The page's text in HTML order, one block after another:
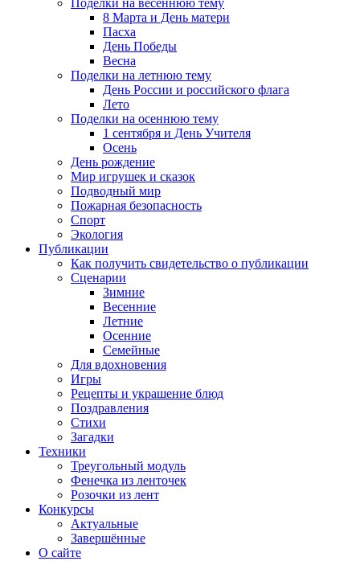
Поделки на весеннюю тему
8 Марта и День матери
Пасха
День Победы
Весна
Поделки на летнюю тему
День России и российского флага
Лето
Поделки на осеннюю тему
1 сентября и День Учителя
Осень
День рождение
Мир игрушек и сказок
Подводный мир
Пожарная безопасность
Спорт
Экология
Публикации
Как получить свидетельство о публикации
Сценарии
Зимние
Весенние
Летние
Осенние
Семейные
Для вдохновения
Игры
Рецепты и украшение блюд
Поздравления
Стихи
Загадки
Техники
Треугольный модуль
Фенечка из ленточек
Розочки из лент
Конкурсы
Актуальные
Завершённые
О сайте